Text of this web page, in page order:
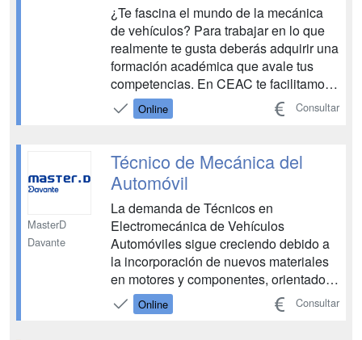
¿Te fascina el mundo de la mecánica
de vehículos? Para trabajar en lo que
realmente te gusta deberás adquirir una
formación académica que avale tus
competencias. En CEAC te facilitamos
todas las herramientas para superar las
Pruebas Libres de la FP de Grado
de Vehículos Automóviles y acceder a
nuevas oportunidade...
Online Consultar
MasterD
Davante
Técnico de Mecánica del
Automóvil
La demanda de Técnicos en
Electromecánica de Vehículos
Automóviles sigue creciendo debido a
la incorporación de nuevos materiales
en motores y componentes, orientados
a un consumo más eficiente y a una
menor contaminación. A esto se suma
Online Consultar